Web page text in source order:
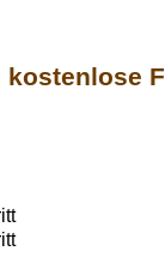
kostenlose